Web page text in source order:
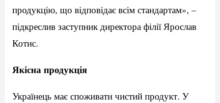
продукцію, що відповідає всім стандартам», –
підкреслив заступник директора філії Ярослав
Котис.
Якісна продукція
Українець має споживати чистий продукт. У